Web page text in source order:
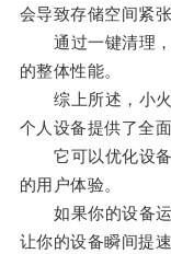
会导致存储空间紧张
通过一键清理，
的整体性能。
综上所述，小火
个人设备提供了全
它可以优化设备
的用户体验。
如果你的设备运
让你的设备瞬间提速